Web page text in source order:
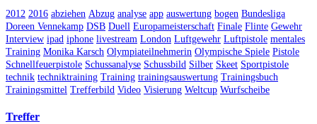
2012 2016 abziehen Abzug analyse app auswertung bogen Bundesliga
Doreen Vennekamp DSB Duell Europameisterschaft Finale Flinte Gewehr
Interview ipad iphone livestream London Luftgewehr Luftpistole mentales
Training Monika Karsch Olympiateilnehmerin Olympische Spiele Pistole
Schnellfeuerpistole Schussanalyse Schussbild Silber Skeet Sportpistole
technik techniktraining Training trainingsauswertung Trainingsbuch
Trainingsmittel Trefferbild Video Visierung Weltcup Wurfscheibe
Treffer